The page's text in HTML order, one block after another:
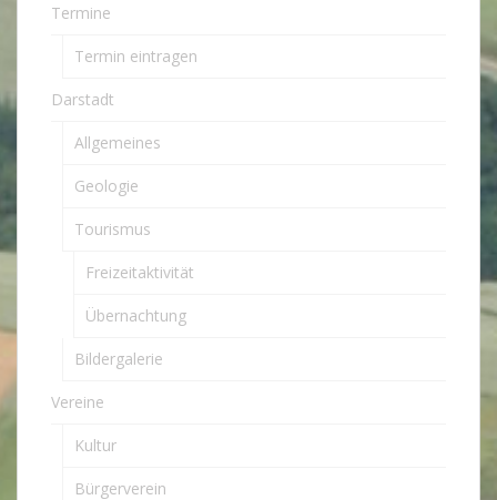
Termine
Termin eintragen
Darstadt
Allgemeines
Geologie
Tourismus
Freizeitaktivität
Übernachtung
Bildergalerie
Vereine
Kultur
Bürgerverein